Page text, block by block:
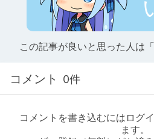
この記事が良いと思った人は
コメント 0件
コメントを書き込むにはログ
ます。